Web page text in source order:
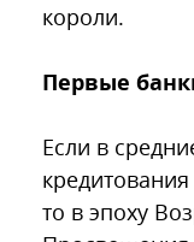
короли.
Первые
Если в
то в эпоху